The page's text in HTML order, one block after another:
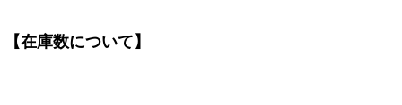
【在庫数について】